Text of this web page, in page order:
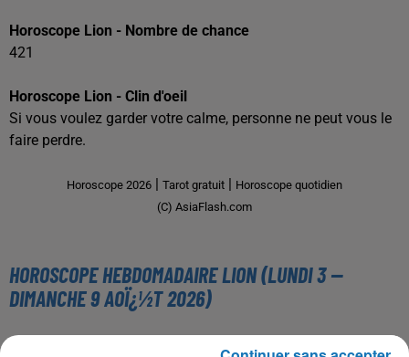
Horoscope Lion - Nombre de chance
421
Horoscope Lion - Clin d'oeil
Si vous voulez garder votre calme, personne ne peut vous le
faire perdre.
Horoscope 2026 | Tarot gratuit | Horoscope quotidien
(C) AsiaFlash.com
HOROSCOPE HEBDOMADAIRE LION (LUNDI 3 --
DIMANCHE 9 AOÏ¿½T 2026)